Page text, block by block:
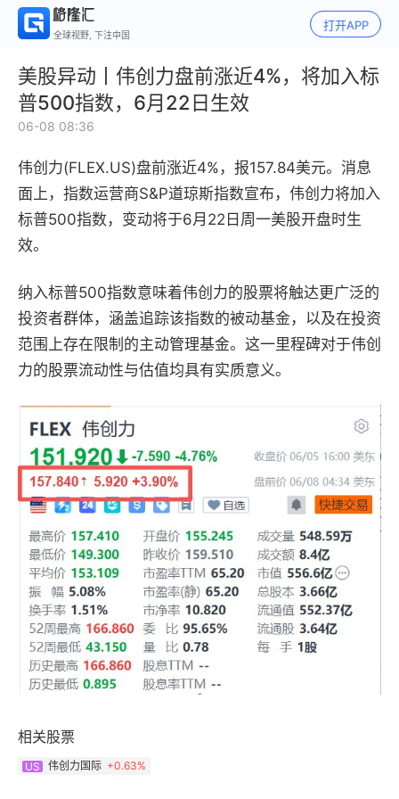
全球视野, 下注中国
打开APP
美股异动丨伟创力盘前涨近4%，将加入标
普500指数，6月22日生效
06-08 08:36
伟创力(FLEX.US)盘前涨近4%，报157.84美元。消息
面上，指数运营商S&P道琼斯指数宣布，伟创力将加入
标普500指数，变动将于6月22日周一美股开盘时生
效。
纳入标普500指数意味着伟创力的股票将触达更广泛的
投资者群体，涵盖追踪该指数的被动基金，以及在投资
范围上存在限制的主动管理基金。这一里程碑对于伟创
力的股票流动性与估值均具有实质意义。
相关股票
US 伟创力国际 +0.63%